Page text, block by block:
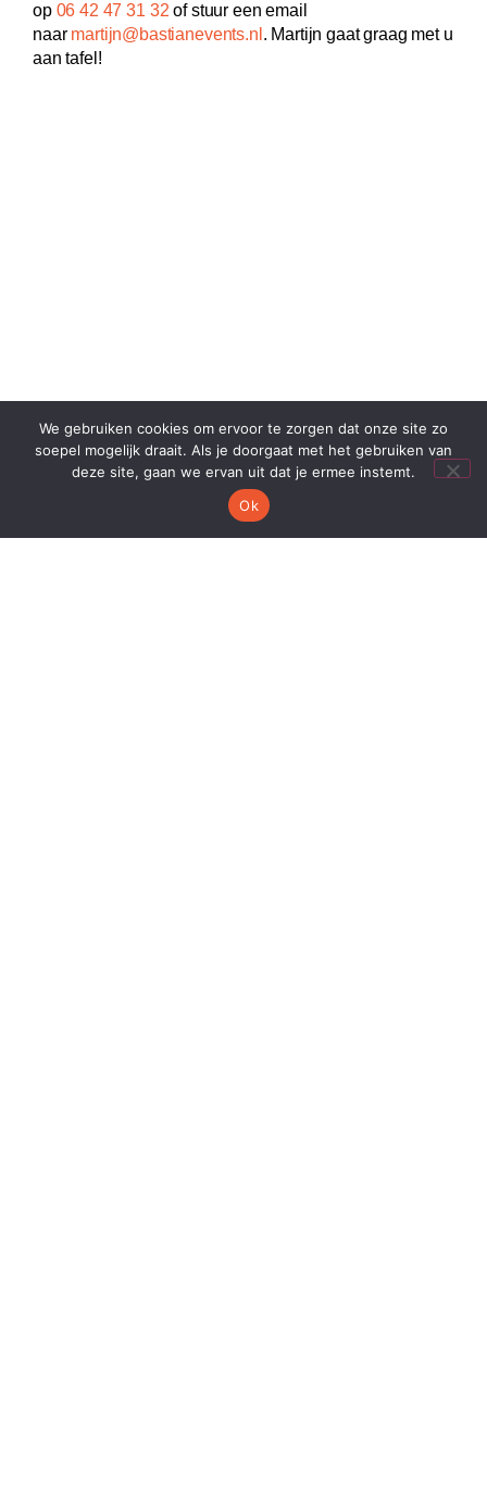
op 06 42 47 31 32 of stuur een email
naar martijn@bastianevents.nl . Martijn gaat graag met u
aan tafel!
We gebruiken cookies om ervoor te zorgen dat onze site zo
soepel mogelijk draait. Als je doorgaat met het gebruiken van
deze site, gaan we ervan uit dat je ermee instemt.
Ok